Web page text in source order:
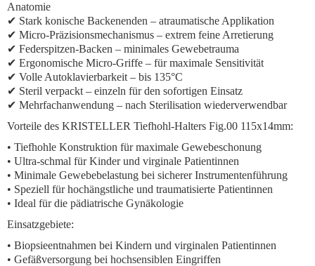
Anatomie
✔ Stark konische Backenenden – atraumatische Applikation
✔ Micro-Präzisionsmechanismus – extrem feine Arretierung
✔ Federspitzen-Backen – minimales Gewebetrauma
✔ Ergonomische Micro-Griffe – für maximale Sensitivität
✔ Volle Autoklavierbarkeit – bis 135°C
✔ Steril verpackt – einzeln für den sofortigen Einsatz
✔ Mehrfachanwendung – nach Sterilisation wiederverwendbar
Vorteile des KRISTELLER Tiefhohl-Halters Fig.00 115x14mm:
• Tiefhohle Konstruktion für maximale Gewebeschonung
• Ultra-schmal für Kinder und virginale Patientinnen
• Minimale Gewebebelastung bei sicherer Instrumentenführung
• Speziell für hochängstliche und traumatisierte Patientinnen
• Ideal für die pädiatrische Gynäkologie
Einsatzgebiete:
• Biopsieentnahmen bei Kindern und virginalen Patientinnen
• Gefäßversorgung bei hochsensiblen Eingriffen